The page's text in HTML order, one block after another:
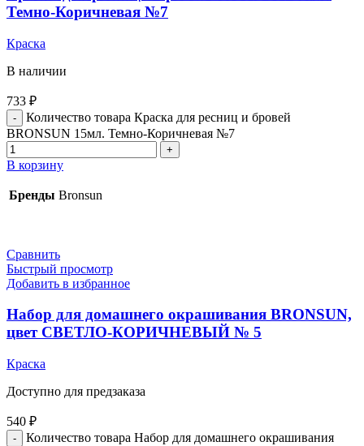
Темно-Коричневая №7
Краска
В наличии
733 ₽
Количество товара Краска для ресниц и бровей
BRONSUN 15мл. Темно-Коричневая №7
В корзину
Бренды Bronsun
Сравнить
Быстрый просмотр
Добавить в избранное
Набор для домашнего окрашивания BRONSUN,
цвет СВЕТЛО-КОРИЧНЕВЫЙ № 5
Краска
Доступно для предзаказа
540 ₽
Количество товара Набор для домашнего окрашивания